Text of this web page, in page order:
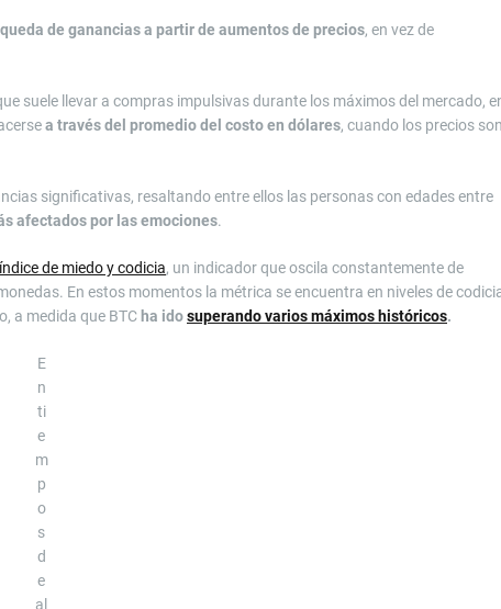
de ganancias a partir de aumentos de precios, en vez de
suele llevar a compras impulsivas durante los máximos del mercado,
a través del promedio del costo en dólares, cuando los precios
significativas, resaltando entre ellos las personas con edades entre
afectados por las emociones.
de miedo y codicia, un indicador que oscila constantemente de
En estos momentos la métrica se encuentra en niveles de
a medida que BTC ha idosuperando varios máximos históricos.
E
n
ti
e
m
p
o
s
d
e
al